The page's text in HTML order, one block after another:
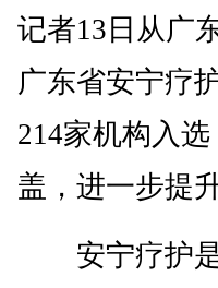
记者13日从广
广东省安宁疗
214家机构入
盖，进一步提
安宁疗护是